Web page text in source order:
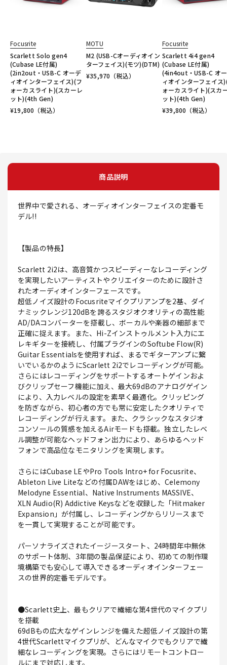
Focusrite
Scarlett Solo gen4
(Cubase LE付属)
(2in2out・USB-C オーデ
ィオインターフェイス)(フ
ォーカスライト)(スカーレ
ット)(4th Gen)
¥19,800 （税込）
MOTU
M2 (USB-Cオーディオイン
ターフェイス)(モツ)(DTM)
¥35,970 （税込）
Focusrite
Scarlett 4i4 gen4
(Cubase LE付属)
(4in4out・USB-C オ
ィオインターフェイス
ォーカスライト)(スカ
ット)(4th Gen)
¥39,800 （税込）
商品説明
世界中で愛される、オーディオインターフェイスの定番モ
デル!!
【製品の特長】
Scarlett 2i2は、高音質かつスピーディーなレコーディング
を実現したいアーティストやクリエイターのために設計さ
れたオーディオインターフェースです。
超低ノイズ設計のFocusriteマイクプリアンプを2基、ダイ
ナミックレンジ120dBを誇るスタジオクオリティの高性能
AD/DAコンバーターを搭載し、ボーカルや楽器の細部まで
正確に捉えます。また、Hi-Zインストゥルメント入力にエ
レキギターを接続し、付属プラグインのSoftube Flow(R)
Guitar Essentialsを使用すれば、まるでギターアンプに繋
いでいるかのようにScarlett 2i2でレコーディングが可能。
さらにはレコーディングをサポートするオートゲインおよ
びクリップセーフ機能に加え、最大69dBのアナログゲイン
により、入力レベルの設定を素早く最適化。クリッピング
を防ぎながら、初心者の方でも常に安定したクオリティで
レコーディングが行えます。また、クラシックなスタジオ
コンソールの質感を加えるAirモードも搭載。独立したレベ
ル調整が可能なヘッドフォン出力により、あらゆるヘッド
フォンで高品位なモニタリングを実現します。
さらにはCubase LEやPro Tools Intro+ for Focusrite、
Ableton Live Liteなどの付属DAWをはじめ、Celemony
Melodyne Essential、Native Instruments MASSIVE、
XLN Audio(R) Addictive Keysなどを収録した「Hitmaker
Expansion」が付属し、レコーディングからリリースまで
を一貫して実現することが可能です。
パーソナライズされたイージースタート、24時間年中無休
のサポート体制、3年間の製品保証により、初めての制作環
境構築でも安心して導入できるオーディオインターフェー
スの世界的定番モデルです。
●Scarlett史上、最もクリアで繊細な第4世代のマイクプリ
を搭載
69dBもの広大なゲインレンジを備えた超低ノイズ設計の第
4世代Scarlettマイクプリが、どんなマイクでもクリアで繊
細なレコーディングを実現。さらにはリモートコントロー
ルにまで対応します。